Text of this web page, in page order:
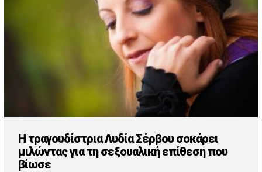
Η τραγουδίστρια Λυδία Σέρβου σοκάρει
μιλώντας για τη σεξουαλική επίθεση που
βίωσε